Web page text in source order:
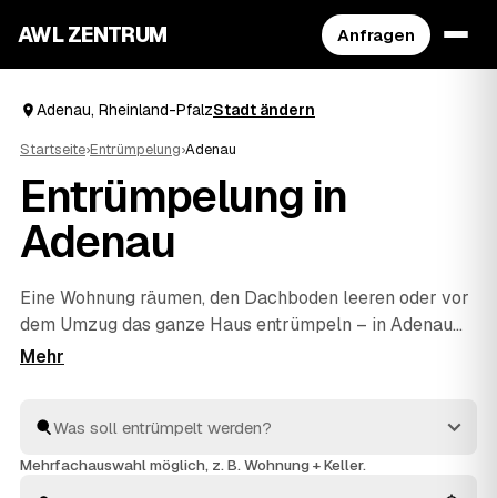
AWL ZENTRUM Anfragen
Adenau, Rheinland-PfalzStadt ändern
Startseite›Entrümpelung›Adenau
Entrümpelung in
Adenau
Eine Wohnung räumen, den Dachboden leeren oder vor
dem Umzug das ganze Haus entrümpeln – in Adenau
müssen Sie sich dafür nicht selbst auf die Suche nach
geprüften Anbietern aus der Umgebung. Egal ob kleiner
Auftrag oder kompletteHaushaltsauflösung
Mehrfachauswahl möglich, z. B. Wohnung + Keller.